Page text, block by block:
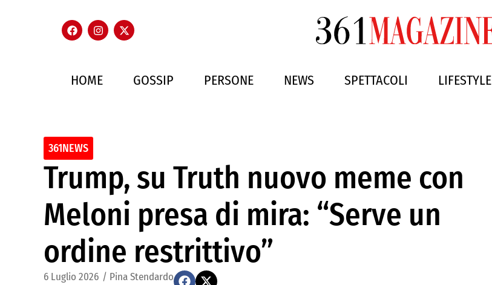
HOME GOSSIP PERSONE NEWS SPETTACOLI LIFESTYLE
361NEWS
Trump, su Truth nuovo meme con
Meloni presa di mira: “Serve un
ordine restrittivo”
6 Luglio 2026 / Pina Stendardo